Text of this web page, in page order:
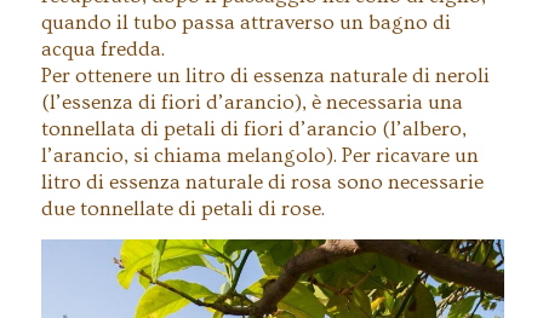
quando il tubo passa attraverso un bagno di
acqua fredda.
Per ottenere un litro di essenza naturale di neroli
(l’essenza di fiori d’arancio), è necessaria una
tonnellata di petali di fiori d’arancio (l’albero,
l’arancio, si chiama melangolo). Per ricavare un
litro di essenza naturale di rosa sono necessarie
due tonnellate di petali di rose.